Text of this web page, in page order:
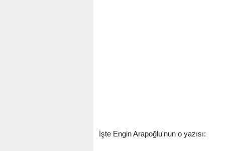
İşte Engin Arapoğlu'nun o yazısı: